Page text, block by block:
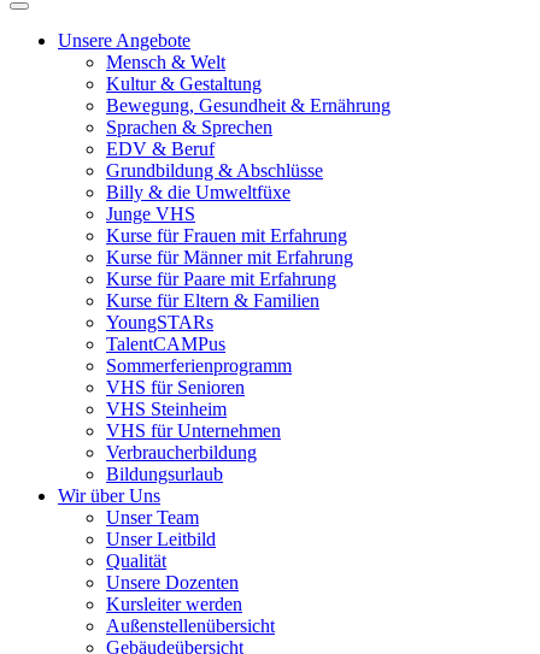
Unsere Angebote
Mensch & Welt
Kultur & Gestaltung
Bewegung, Gesundheit & Ernährung
Sprachen & Sprechen
EDV & Beruf
Grundbildung & Abschlüsse
Billy & die Umweltfüxe
Junge VHS
Kurse für Frauen mit Erfahrung
Kurse für Männer mit Erfahrung
Kurse für Paare mit Erfahrung
Kurse für Eltern & Familien
YoungSTARs
TalentCAMPus
Sommerferienprogramm
VHS für Senioren
VHS Steinheim
VHS für Unternehmen
Verbraucherbildung
Bildungsurlaub
Wir über Uns
Unser Team
Unser Leitbild
Qualität
Unsere Dozenten
Kursleiter werden
Außenstellenübersicht
Gebäudeübersicht